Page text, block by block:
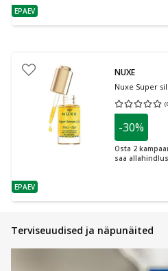
nõuanne
EPAEV
nõuanne
EPAEV
NUXE
Nuxe Super
(
Keskmine
-30%
Osta 2
saa allahindlus
Terviseuudised ja näpunäited